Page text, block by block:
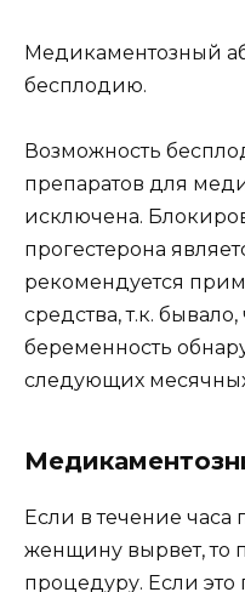
Медикаментозный
бесплодию.
Возможность
препаратов для
исключена.
прогестерона
рекомендуется
средства, т.к.
беременность
следующих
Если в течение часа
женщину вырвет, то
процедуру. Если это